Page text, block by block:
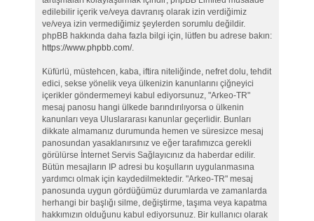
edilebilir içerik ve/veya davranış olarak izin verdiğimiz
ve/veya izin vermediğimiz şeylerden sorumlu değildir.
phpBB hakkında daha fazla bilgi için, lütfen bu adrese bakın:
https://www.phpbb.com/.
Küfürlü, müstehcen, kaba, iftira niteliğinde, nefret dolu, tehdit
edici, sekse yönelik veya ülkenizin kanunlarını çiğneyici
içerikler göndermemeyi kabul ediyorsunuz, "Arkeo-TR"
mesaj panosu hangi ülkede barındırılıyorsa o ülkenin
kanunları veya Uluslararası kanunlar geçerlidir. Bunları
dikkate almamanız durumunda hemen ve süresizce mesaj
panosundan yasaklanırsınız ve eğer tarafımızca gerekli
görülürse İnternet Servis Sağlayıcınız da haberdar edilir.
Bütün mesajların IP adresi bu koşulların uygulanmasına
yardımcı olmak için kaydedilmektedir. "Arkeo-TR" mesaj
panosunda uygun gördüğümüz durumlarda ve zamanlarda
herhangi bir başlığı silme, değiştirme, taşıma veya kapatma
hakkımızın olduğunu kabul ediyorsunuz. Bir kullanıcı olarak